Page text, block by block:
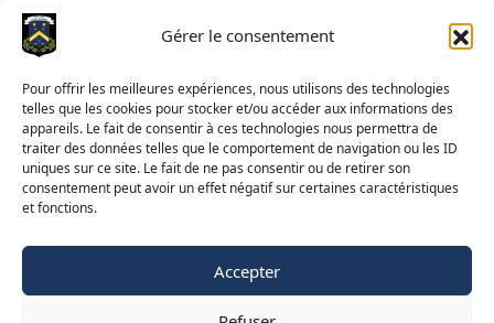
Gérer le consentement
Pour offrir les meilleures expériences, nous utilisons des technologies
telles que les cookies pour stocker et/ou accéder aux informations des
appareils. Le fait de consentir à ces technologies nous permettra de
traiter des données telles que le comportement de navigation ou les ID
uniques sur ce site. Le fait de ne pas consentir ou de retirer son
consentement peut avoir un effet négatif sur certaines caractéristiques
et fonctions.
Accepter
Emailsecretariat@gomze.be
Green fee reservatie
Club Kalender
Status terrein
FR NL EN